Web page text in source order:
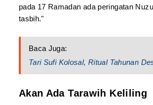
pada 17 Ramadan ada peringatan
tasbih."
Baca Juga:
Tari Sufi Kolosal, Ritual Tahunan
Akan Ada Tarawih Keliling